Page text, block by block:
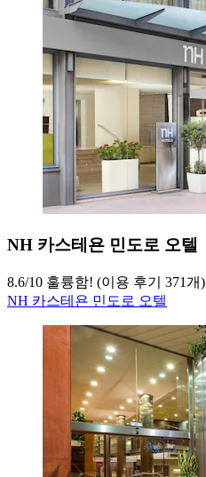
NH 카스테욘 민도로 오텔
8.6/10 훌륭함! (이용 후기 371개)
NH 카스테욘 민도로 오텔